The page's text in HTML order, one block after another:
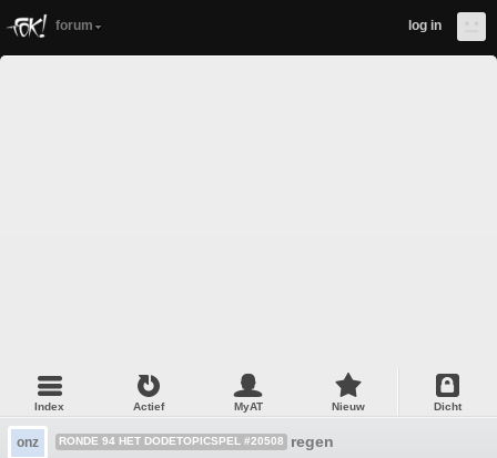
forum log in
Index Actief MyAT Nieuw Dicht
onz RONDE 94 HET DODETOPICSPEL #20508 regen